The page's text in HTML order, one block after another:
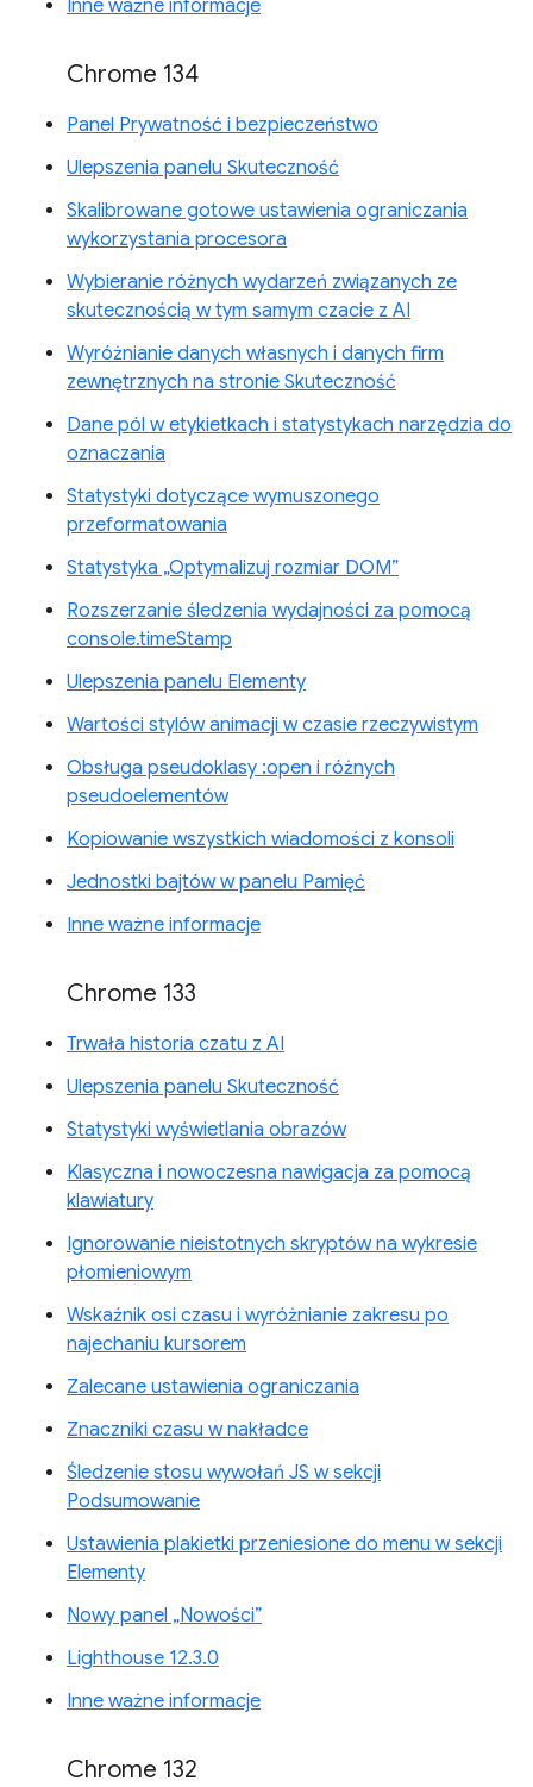
Inne ważne informacje
Chrome 134
Panel Prywatność i bezpieczeństwo
Ulepszenia panelu Skuteczność
Skalibrowane gotowe ustawienia ograniczania
wykorzystania procesora
Wybieranie różnych wydarzeń związanych ze
skutecznością w tym samym czacie z AI
Wyróżnianie danych własnych i danych firm
zewnętrznych na stronie Skuteczność
Dane pól w etykietkach i statystykach narzędzia do
oznaczania
Statystyki dotyczące wymuszonego
przeformatowania
Statystyka „Optymalizuj rozmiar DOM”
Rozszerzanie śledzenia wydajności za pomocą
console.timeStamp
Ulepszenia panelu Elementy
Wartości stylów animacji w czasie rzeczywistym
Obsługa pseudoklasy :open i różnych
pseudoelementów
Kopiowanie wszystkich wiadomości z konsoli
Jednostki bajtów w panelu Pamięć
Inne ważne informacje
Chrome 133
Trwała historia czatu z AI
Ulepszenia panelu Skuteczność
Statystyki wyświetlania obrazów
Klasyczna i nowoczesna nawigacja za pomocą
klawiatury
Ignorowanie nieistotnych skryptów na wykresie
płomieniowym
Wskaźnik osi czasu i wyróżnianie zakresu po
najechaniu kursorem
Zalecane ustawienia ograniczania
Znaczniki czasu w nakładce
Śledzenie stosu wywołań JS w sekcji
Podsumowanie
Ustawienia plakietki przeniesione do menu w sekcji
Elementy
Nowy panel „Nowości”
Lighthouse 12.3.0
Inne ważne informacje
Chrome 132